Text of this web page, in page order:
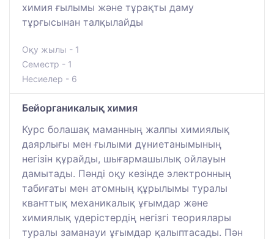
химия ғылымы және тұрақты даму
тұрғысынан талқылайды
Оқу жылы - 1
Семестр - 1
Несиелер - 6
Бейорганикалық химия
Курс болашақ маманның жалпы химиялық
даярлығы мен ғылыми дүниетанымының
негізін құрайды, шығармашылық ойлауын
дамытады. Пәнді оқу кезінде электронның
табиғаты мен атомның құрылымы туралы
кванттық механикалық ұғымдар және
химиялық үдерістердің негізгі теориялары
туралы заманауи ұғымдар қалыптасады. Пән